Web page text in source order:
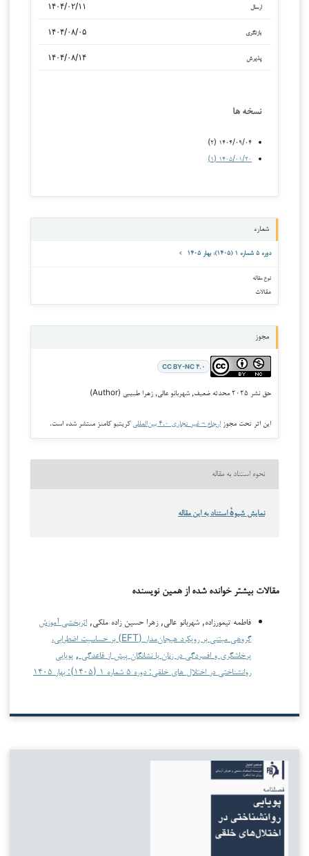
ارسال ۱۴۰۴/۰۲/۱۱
بازنگری ۱۴۰۴/۰۸/۰۵
پذیرش ۱۴۰۴/۰۸/۱۴
نسخه ها
۱۴۰۴/۰۹/۰۴ (۲)
۱۴۰۵/۰۱/۲۰ (۱)
شماره
دوره ۵ شماره ۱ (۱۴۰۵): بهار ۱۴۰۵
نوع مقاله
مقالات
مجوز
CC BY-NC ۴.۰
حق نشر ۲۰۲۵ محدثه ضعیف, شهربانو عالی, زهرا طبیبی (Author)
این اثر تحت مجوز ارجاع - غیر تجاری ۴.۰ بین‌المللی کریتیو کامنز منتشر شده است.
نحوه استناد به مقاله
نمایش شیوهٔ استناد به این مقاله
مقالات بیشتر خوانده شده از همین نویسنده
فاطمه تیمورزاده, شهربانو عالی, زهرا حسین زاده ملکی, اثربخشی آموزش
گروهی مبتنی بر رویکرد هیجان‌مدار (EFT) بر حساسیت اضطرابی،
پرخاشگری و افسردگی در زنان با نشانگان پیش از قاعدگی , پویایی
روانشناختی در اختلال های خلقی: دوره ۵ شماره ۱ (۱۴۰۵): بهار ۱۴۰۵